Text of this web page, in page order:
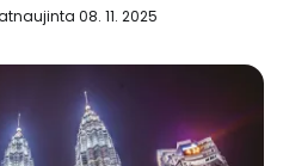
08. 11. 2025
Facebook